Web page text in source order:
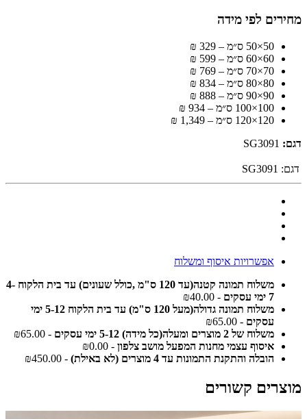
מחירים לפי מידה
50×50 ס״מ – 329 ₪
60×60 ס״מ – 599 ₪
70×70 ס״מ – 769 ₪
80×80 ס״מ – 834 ₪
90×90 ס״מ – 888 ₪
100×100 ס״מ – 934 ₪
120×120 ס״מ – 1,349 ₪
דגם:
דגם: SG3091
אפשרויות איסוף ומשלוח
משלוח תמונה קטנה(עד 120 ס"מ ,כולל שעונים) עד בית הלקוח 4-
7 ימי עסקים
- ₪40.00
משלוח תמונה גדולה(מעל 120 ס"מ) עד בית הלקוח 5-12 ימי
עסקים - ₪65.00
משלוח של 2 מוצרים ומעלה(כל מידה) 5-12 ימי עסקים
- ₪65.00
איסוף עצמי מחנות המפעל מושב צלפון - ₪0.00
הובלה והתקנת התמונות עד 4 מוצרים (לא באילת)
- ₪450.00
מוצרים קשורים